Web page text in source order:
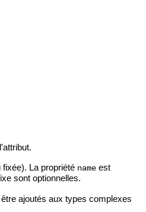
La propriété nameest
sont optionnelles.
ajoutés aux types complexes